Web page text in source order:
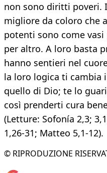
non sono diritti poveri.
migliore da coloro che
potenti sono come
per altro. A loro basta
hanno sentieri nel
la loro logica ti cambia
quello di Dio; te lo
così prenderti cura
(Letture: Sofonía 2,3;
1,26-31; Matteo 5,1-12).
© RIPRODUZIONE